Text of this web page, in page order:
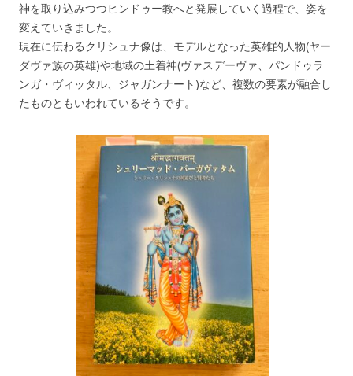
神を取り込みつつヒンドゥー教へと発展していく過程で、姿を
変えていきました。
現在に伝わるクリシュナ像は、モデルとなった英雄的人物(ヤー
ダヴァ族の英雄)や地域の土着神(ヴァスデーヴァ、パンドゥラ
ンガ・ヴィッタル、ジャガンナート)など、複数の要素が融合し
たものともいわれているそうです。